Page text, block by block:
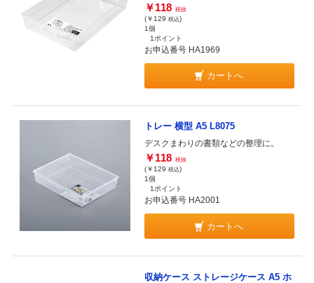
￥118 税抜
(￥129 税込)
1個
1ポイント
お申込番号 HA1969
カートへ
トレー 横型 A5 L8075
デスクまわりの書類などの整理に。
￥118 税抜
(￥129 税込)
1個
1ポイント
お申込番号 HA2001
カートへ
収納ケース ストレージケース A5 ホ